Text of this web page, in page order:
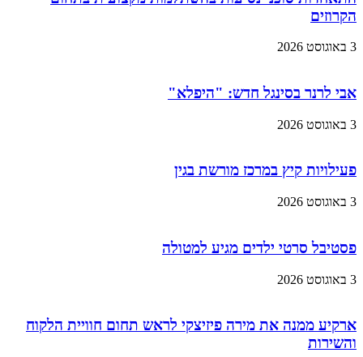
הקרוזים
3 באוגוסט 2026
אבי לרנר בסינגל חדש: "היפלא"
3 באוגוסט 2026
פעילויות קיץ במרכז מורשת בגין
3 באוגוסט 2026
פסטיבל סרטי ילדים מגיע למטולה
3 באוגוסט 2026
ארקיע ממנה את מירה פיזיצקי לראש תחום חוויית הלקוח
והשירות